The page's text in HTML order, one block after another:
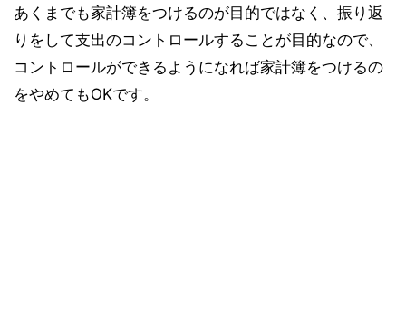
あくまでも家計簿をつけるのが目的ではなく、振り返
りをして支出のコントロールすることが目的なので、
コントロールができるようになれば家計簿をつけるの
をやめてもOKです。